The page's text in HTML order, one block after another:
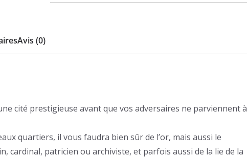
Avis (0)
cité prestigieuse avant que vos adversaires ne parviennent à
quartiers, il vous faudra bien sûr de l’or, mais aussi le
cardinal, patricien ou archiviste, et parfois aussi de la lie de la